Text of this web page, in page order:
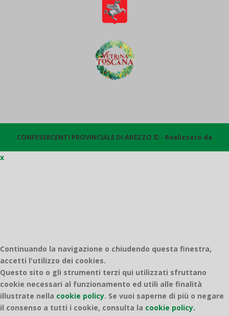
CONFESERCENTI PROVINCIALE DI AREZZO © - Realizzato da
x
Continuando la navigazione o chiudendo questa finestra,
accetti l'utilizzo dei cookies.
Questo sito o gli strumenti terzi qui utilizzati sfruttano
cookie necessari al funzionamento ed utili alle finalità
illustrate nella cookie policy. Se vuoi saperne di più o negare
il consenso a tutti i cookie, consulta la cookie policy.